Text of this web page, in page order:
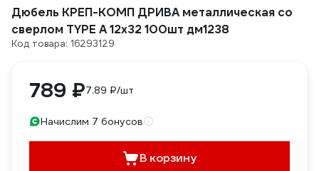
Дюбель КРЕП-КОМП ДРИВА металлическая со
сверлом TYPE A 12х32 100шт дм1238
Код товара: 16293129
789 ₽7.89 ₽/шт
Начислим 7 бонусов
В корзину